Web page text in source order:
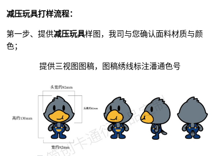
减压玩具打样流程：
第一步、提供减压玩具样图，我司与您确认面料材质与颜
色；
提供三视图图稿，图稿绣线标注潘通色号